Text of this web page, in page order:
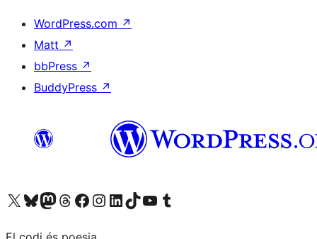
WordPress.com ↗
Matt ↗
bbPress ↗
BuddyPress ↗
Visiteu el nostre compte X (abans Twitter)
Visiteu el nostre compte de Bluesky
Visiteu el nostre compte al Mastodon
Visiteu el nostre compte de Threads
Visiteu la nostra pàgina al Facebook
Visiteu el nostre compte d'Instagram
Visiteu el nostre compte de LinkedIn
Visiteu el nostre compte de TikTok
Visiteu el nostre canal al YouTube
Visiteu el nostre compte de Tumblr